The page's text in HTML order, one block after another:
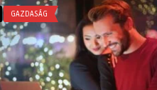
GAZDASÁG